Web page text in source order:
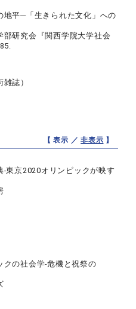
地平─「生きられた文化」への
部研究会『関西学院大学社会
誌）
【 表示 ／非表示 】
-東京2020オリンピックが映す
クの社会学-危機と祝祭の